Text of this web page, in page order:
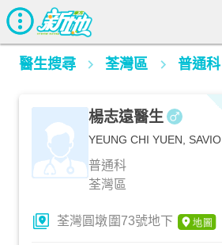
醫生搜尋 荃灣區 普通科
楊志遠醫生
YEUNG CHI YUEN, SAVIO
普通科
荃灣區
荃灣圓墩圍73號地下